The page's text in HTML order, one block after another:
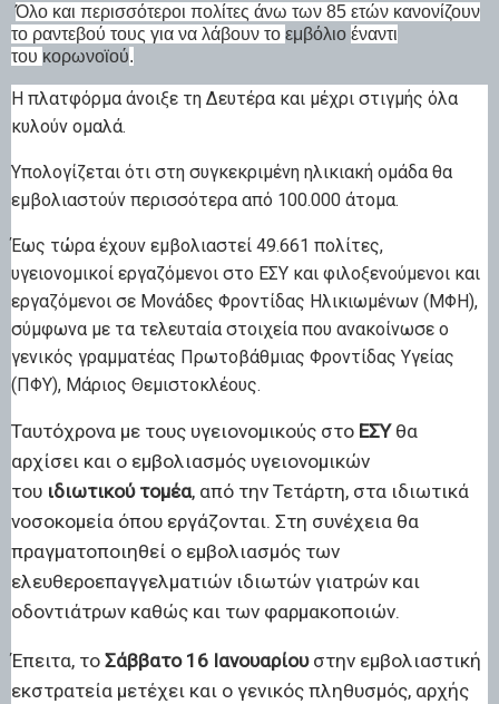
Όλο και περισσότεροι πολίτες άνω των 85 ετών κανονίζουν
το ραντεβού τους για να λάβουν το εμβόλιο έναντι
του κορωνοϊού.
Η πλατφόρμα άνοιξε τη Δευτέρα και μέχρι στιγμής όλα
κυλούν ομαλά.
Υπολογίζεται ότι στη συγκεκριμένη ηλικιακή ομάδα θα
εμβολιαστούν περισσότερα από 100.000 άτομα.
Έως τώρα έχουν εμβολιαστεί 49.661 πολίτες,
υγειονομικοί εργαζόμενοι στο ΕΣΥ και φιλοξενούμενοι και
εργαζόμενοι σε Μονάδες Φροντίδας Ηλικιωμένων (ΜΦΗ),
σύμφωνα με τα τελευταία στοιχεία που ανακοίνωσε ο
γενικός γραμματέας Πρωτοβάθμιας Φροντίδας Υγείας
(ΠΦΥ), Μάριος Θεμιστοκλέους.
Ταυτόχρονα με τους υγειονομικούς στο ΕΣΥθα
αρχίσει και ο εμβολιασμός υγειονομικών
του ιδιωτικού τομέα, από την Τετάρτη, στα ιδιωτικά
νοσοκομεία όπου εργάζονται. Στη συνέχεια θα
πραγματοποιηθεί ο εμβολιασμός των
ελευθεροεπαγγελματιών ιδιωτών γιατρών και
οδοντιάτρων καθώς και των φαρμακοποιών.
Έπειτα, το Σάββατο 16 Ιανουαρίουστην εμβολιαστική
εκστρατεία μετέχει και ο γενικός πληθυσμός, αρχής